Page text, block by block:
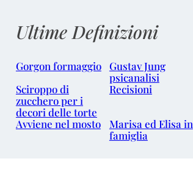
Ultime Definizioni
Gorgon formaggio Gustav Jung
psicanalisi
Sciroppo di
zucchero per i
decori delle torte
Recisioni
Avviene nel mosto
Marisa ed Elisa in
famiglia